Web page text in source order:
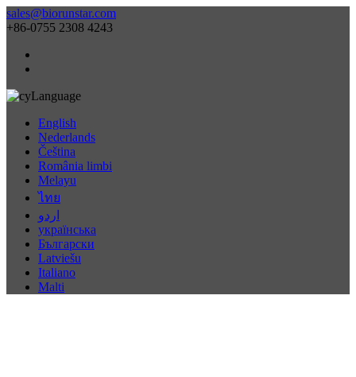
sales@biorunstar.com
+86-0755 2308 4243
Language
English
Nederlands
Čeština
România limbi
Melayu
ไทย
اردو
українська
Български
Latviešu
Italiano
Malti